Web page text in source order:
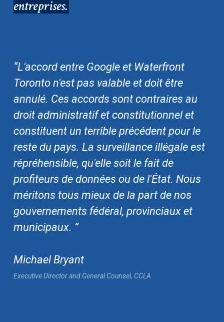
entreprises.
“L'accord entre Google et Waterfront
Toronto n'est pas valable et doit être
annulé. Ces accords sont contraires au
droit administratif et constitutionnel et
constituent un terrible précédent pour le
reste du pays. La surveillance illégale est
répréhensible, qu'elle soit le fait de
profiteurs de données ou de l'État. Nous
méritons tous mieux de la part de nos
gouvernements fédéral, provinciaux et
municipaux. ”
Michael Bryant
Executive Director and General Counsel, CCLA